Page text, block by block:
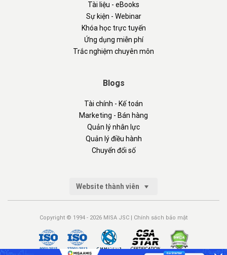
Tài liệu - eBooks
Sự kiện - Webinar
Khóa học trực tuyến
Ứng dụng miễn phí
Trắc nghiệm chuyên môn
Blogs
Tài chính - Kế toán
Marketing - Bán hàng
Quản lý nhân lực
Quản lý điều hành
Chuyển đổi số
Website thành viên
Copyright © 1994 - 2026 MISA JSC | Chính sách bảo mật